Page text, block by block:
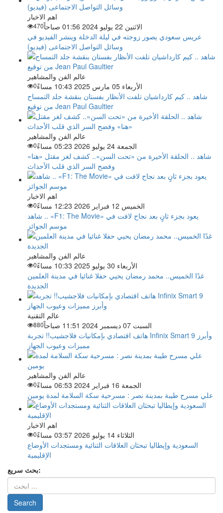
اهم الاخبار
الاثنين 22 يوليو 2024 01:56 صباحاً
470
عريس سعودي يصور زوجته في ليلة الدخلة وينشر الفيديو في
وسائل التواصل الاجتماعى (فيديو)
عالم الفن والمشاهير
الأربعاء 05 مارس 2025 10:43 مساءً
0
شاهد .. كيم كارداشيان تلفت الأنظار بفستان بنقشة جلد التمساح
من توقيع Jean Paul Gaultier
عالم الفن والمشاهير
الجمعة 24 يوليو 2026 05:23 مساءً
0
شاهد .. الحلقة الأخيرة من «تحت السن».. كشف لغز مقتل «هنا»
وفضح السر الذي قلب الأحداث
اهم الاخبار
الخميس 12 فبراير 2026 12:23 مساءً
0
شاهد .. «F1: The Movie» يعود بجزء ثانٍ بعد نجاح لافت في
موسم الجوائز
عالم الفن والمشاهير
الأربعاء 30 يوليو 2025 10:33 مساءً
0
غدًا الخميس.. محمد رمضان يحيي حفلا غنائيا في مدينة العلمين
الجديدة
عالم التقنية
السبت 07 ديسمبر 2024 11:51 صباحاً
880
هاتف اقتصادي بإمكانيات فلاجشيب!! تجربة Infinix Smart 9 وأبرز
مميزات وعيوب الجهاز
عالم الفن والمشاهير
الجمعة 16 فبراير 2024 06:53 مساءً
0
علي مسرح طيبة بمدينة نصر : مسرحية سكة السلامة لمدة يومين
اهم الاخبار
الثلاثاء 14 يوليو 2026 03:57 مساءً
0
السعودية وإيطاليا تبحثان العلاقات الثنائية ومستجدات الأوضاع
الإقليمية
بحث سريع: